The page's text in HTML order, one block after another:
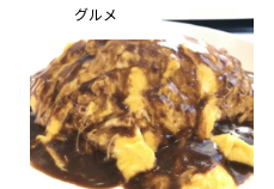
グルメ